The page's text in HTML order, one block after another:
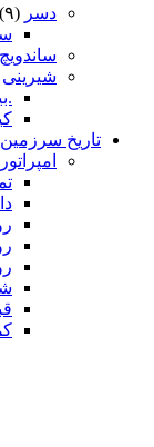
دسر (۹)
ساندویچ
شیرینی
تاریخ